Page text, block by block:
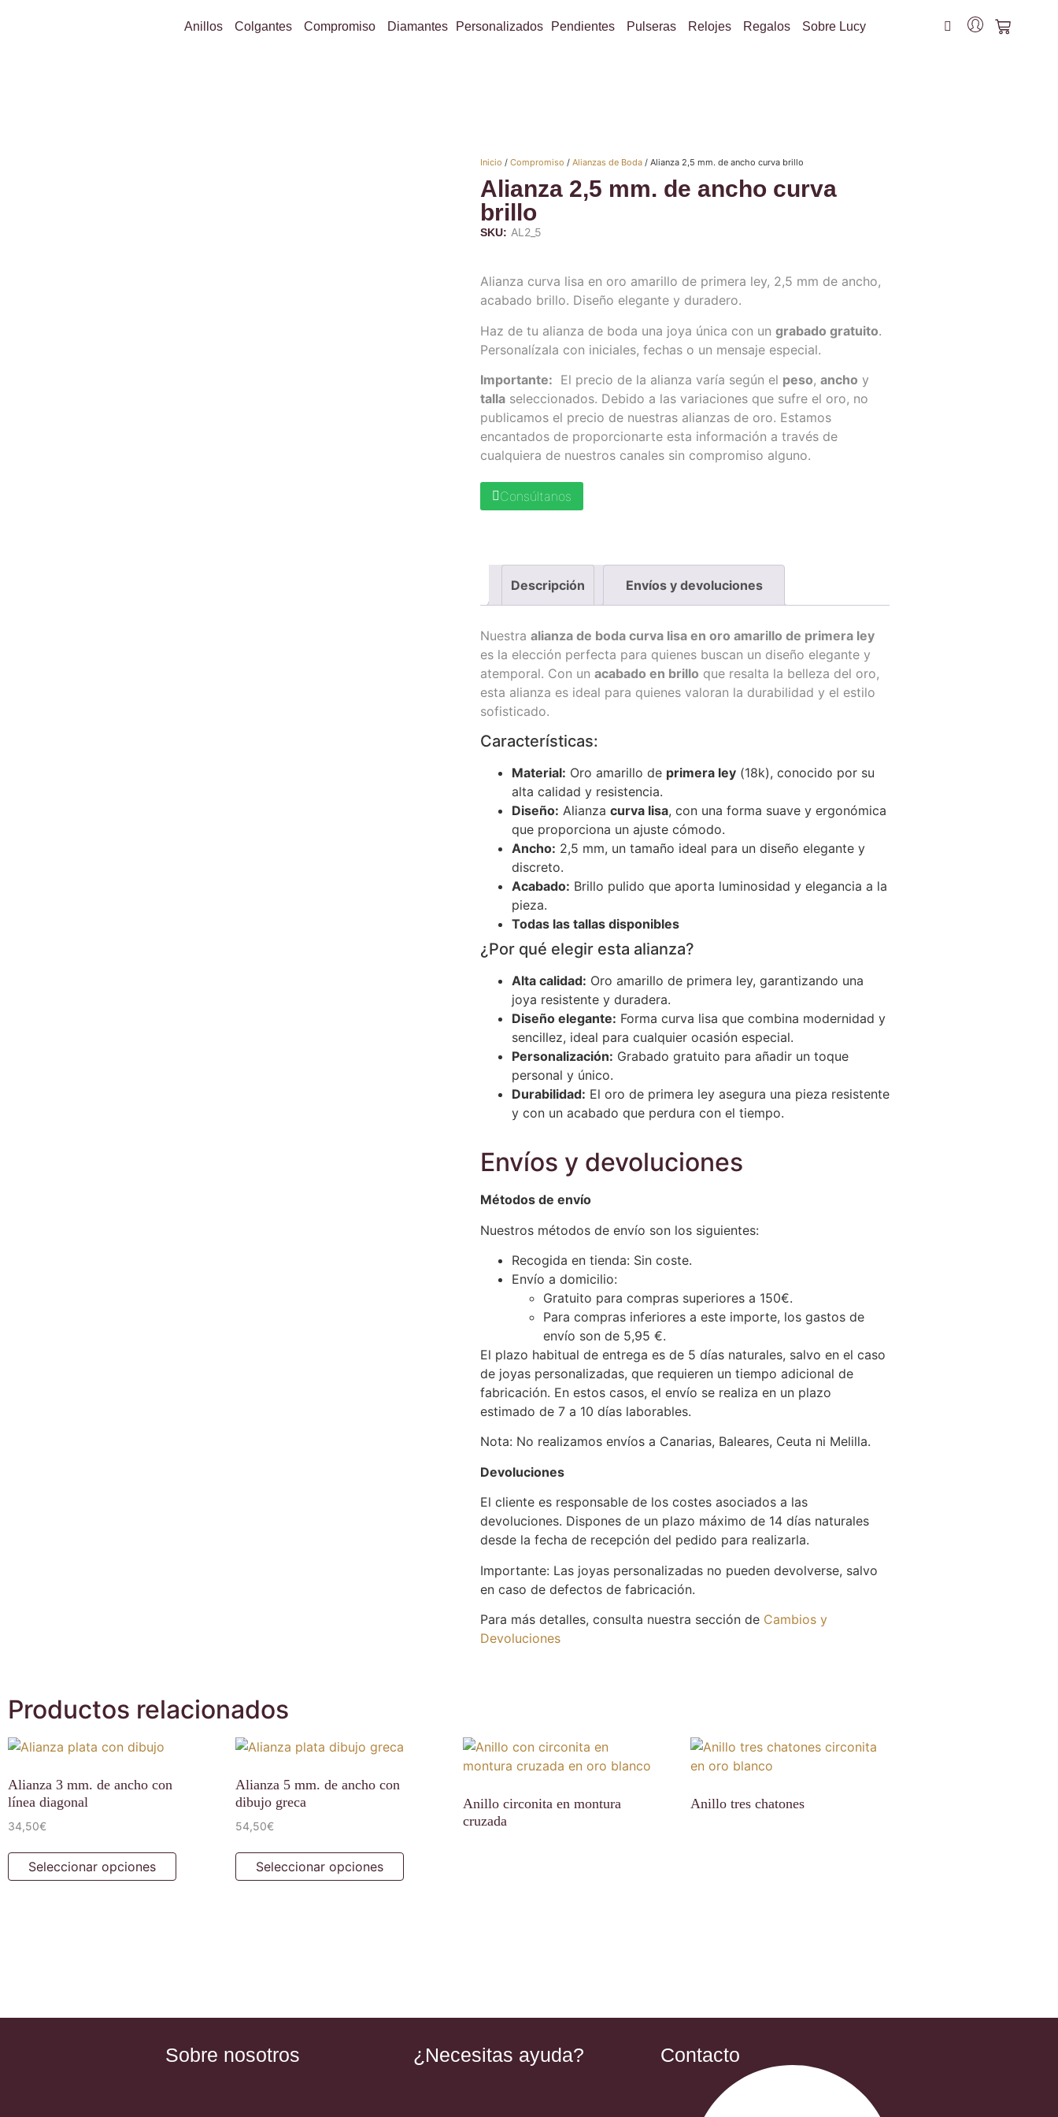
Anillos Colgantes Compromiso Diamantes Personalizados Pendientes Pulseras Relojes Regalos Sobre Lucy
Inicio / Compromiso / Alianzas de Boda / Alianza 2,5 mm. de ancho curva brillo
Alianza 2,5 mm. de ancho curva
brillo
SKU: AL2_5
Alianza curva lisa en oro amarillo de primera ley, 2,5 mm de ancho,
acabado brillo. Diseño elegante y duradero.
Haz de tu alianza de boda una joya única con un grabado gratuito.
Personalízala con iniciales, fechas o un mensaje especial.
Importante: El precio de la alianza varía según el peso, ancho y
talla seleccionados. Debido a las variaciones que sufre el oro, no
publicamos el precio de nuestras alianzas de oro. Estamos
encantados de proporcionarte esta información a través de
cualquiera de nuestros canales sin compromiso alguno.
Consúltanos
Descripción Envíos y devoluciones
Nuestra alianza de boda curva lisa en oro amarillo de primera ley
es la elección perfecta para quienes buscan un diseño elegante y
atemporal. Con un acabado en brillo que resalta la belleza del oro,
esta alianza es ideal para quienes valoran la durabilidad y el estilo
sofisticado.
Características:
Material: Oro amarillo de primera ley (18k), conocido por su
alta calidad y resistencia.
Diseño: Alianza curva lisa, con una forma suave y ergonómica
que proporciona un ajuste cómodo.
Ancho: 2,5 mm, un tamaño ideal para un diseño elegante y
discreto.
Acabado: Brillo pulido que aporta luminosidad y elegancia a la
pieza.
Todas las tallas disponibles
¿Por qué elegir esta alianza?
Alta calidad: Oro amarillo de primera ley, garantizando una
joya resistente y duradera.
Diseño elegante: Forma curva lisa que combina modernidad y
sencillez, ideal para cualquier ocasión especial.
Personalización: Grabado gratuito para añadir un toque
personal y único.
Durabilidad: El oro de primera ley asegura una pieza resistente
y con un acabado que perdura con el tiempo.
Envíos y devoluciones
Métodos de envío
Nuestros métodos de envío son los siguientes:
Recogida en tienda: Sin coste.
Envío a domicilio:
Gratuito para compras superiores a 150€.
Para compras inferiores a este importe, los gastos de
envío son de 5,95 €.
El plazo habitual de entrega es de 5 días naturales, salvo en el caso
de joyas personalizadas, que requieren un tiempo adicional de
fabricación. En estos casos, el envío se realiza en un plazo
estimado de 7 a 10 días laborables.
Nota: No realizamos envíos a Canarias, Baleares, Ceuta ni Melilla.
Devoluciones
El cliente es responsable de los costes asociados a las
devoluciones. Dispones de un plazo máximo de 14 días naturales
desde la fecha de recepción del pedido para realizarla.
Importante: Las joyas personalizadas no pueden devolverse, salvo
en caso de defectos de fabricación.
Para más detalles, consulta nuestra sección de Cambios y
Devoluciones
Productos relacionados
Alianza 3 mm. de ancho con
línea diagonal
34,50€
Seleccionar opciones
Alianza 5 mm. de ancho con
dibujo greca
54,50€
Seleccionar opciones
Anillo circonita en montura
cruzada
Anillo tres chatones
Sobre nosotros ¿Necesitas ayuda? Contacto